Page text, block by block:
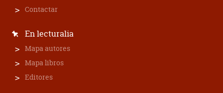
Contactar
En lecturalia
Mapa autores
Mapa libros
Editores